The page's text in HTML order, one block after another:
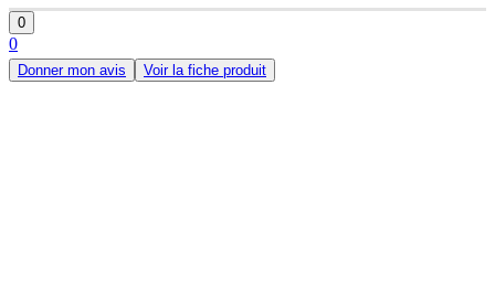
0
0
Donner mon avis Voir la fiche produit